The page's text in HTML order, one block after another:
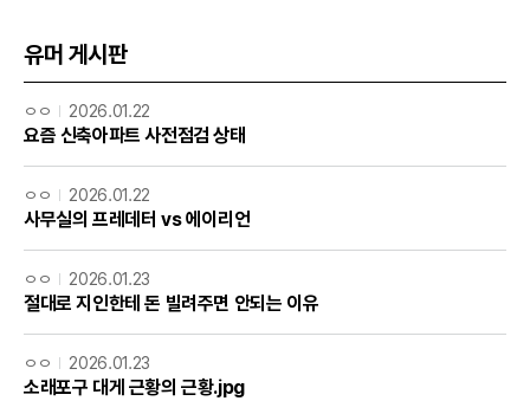
유머 게시판
ㅇㅇ 2026.01.22
요즘 신축아파트 사전점검 상태
ㅇㅇ 2026.01.22
사무실의 프레데터 vs 에이리언
ㅇㅇ 2026.01.23
절대로 지인한테 돈 빌려주면 안되는 이유
ㅇㅇ 2026.01.23
소래포구 대게 근황의 근황.jpg